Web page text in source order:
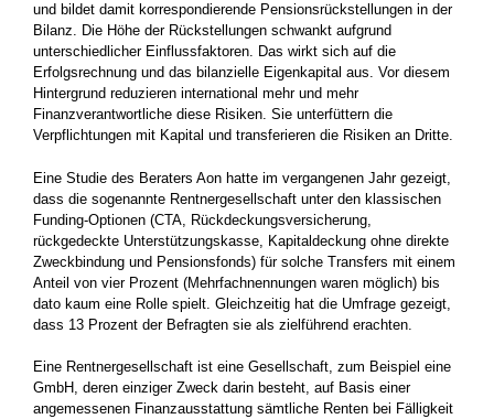
und bildet damit korrespondierende Pensionsrückstellungen in der
Bilanz. Die Höhe der Rückstellungen schwankt aufgrund
unterschiedlicher Einflussfaktoren. Das wirkt sich auf die
Erfolgsrechnung und das bilanzielle Eigenkapital aus. Vor diesem
Hintergrund reduzieren international mehr und mehr
Finanzverantwortliche diese Risiken. Sie unterfüttern die
Verpflichtungen mit Kapital und transferieren die Risiken an Dritte.
Eine Studie des Beraters Aon hatte im vergangenen Jahr gezeigt,
dass die sogenannte Rentnergesellschaft unter den klassischen
Funding-Optionen (CTA, Rückdeckungsversicherung,
rückgedeckte Unterstützungskasse, Kapitaldeckung ohne direkte
Zweckbindung und Pensionsfonds) für solche Transfers mit einem
Anteil von vier Prozent (Mehrfachnennungen waren möglich) bis
dato kaum eine Rolle spielt. Gleichzeitig hat die Umfrage gezeigt,
dass 13 Prozent der Befragten sie als zielführend erachten.
Eine Rentnergesellschaft ist eine Gesellschaft, zum Beispiel eine
GmbH, deren einziger Zweck darin besteht, auf Basis einer
angemessenen Finanzausstattung sämtliche Renten bei Fälligkeit